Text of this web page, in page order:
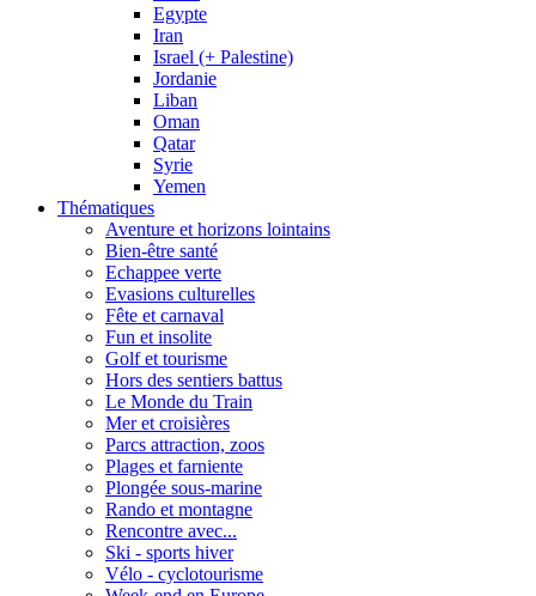
Egypte
Iran
Israel (+ Palestine)
Jordanie
Liban
Oman
Qatar
Syrie
Yemen
Thématiques
Aventure et horizons lointains
Bien-être santé
Echappee verte
Evasions culturelles
Fête et carnaval
Fun et insolite
Golf et tourisme
Hors des sentiers battus
Le Monde du Train
Mer et croisières
Parcs attraction, zoos
Plages et farniente
Plongée sous-marine
Rando et montagne
Rencontre avec...
Ski - sports hiver
Vélo - cyclotourisme